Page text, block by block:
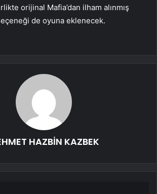
orijinal Mafia’dan ilham alınmış
de oyuna eklenecek.
HAZBİN KAZBEK